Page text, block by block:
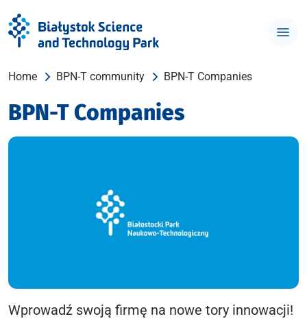
Home BPN-T community BPN-T Companies
BPN-T Companies
Wprowadź swoją firmę na nowe tory innowacji!